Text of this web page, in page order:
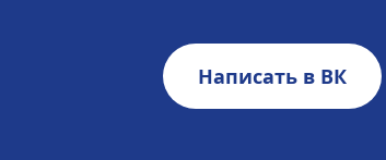
Написать в ВК